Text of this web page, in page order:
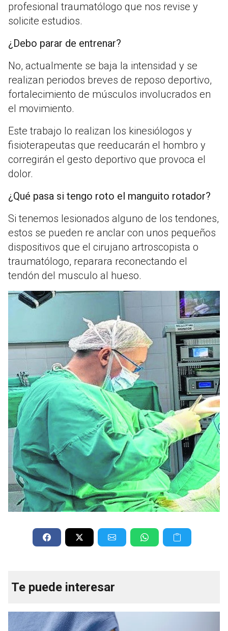
profesional traumatólogo que nos revise y
solicite estudios.
¿Debo parar de entrenar?
No, actualmente se baja la intensidad y se
realizan periodos breves de reposo deportivo,
fortalecimiento de músculos involucrados en
el movimiento.
Este trabajo lo realizan los kinesiólogos y
fisioterapeutas que reeducarán el hombro y
corregirán el gesto deportivo que provoca el
dolor.
¿Qué pasa si tengo roto el manguito rotador?
Si tenemos lesionados alguno de los tendones,
estos se pueden re anclar con unos pequeños
dispositivos que el cirujano artroscopista o
traumatólogo, reparara reconectando el
tendón del musculo al hueso.
Te puede interesar